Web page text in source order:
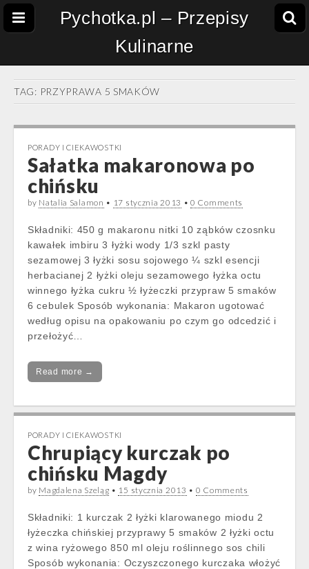
Pychotka.pl – Przepisy
Kulinarne
TAG: PRZYPRAWA 5 SMAKÓW
PORADY I CIEKAWOSTKI
Sałatka makaronowa po
chińsku
by Natalia Salamon • 17 stycznia 2013 •0 Comments
Składniki: 450 g makaronu nitki 10 ząbków czosnku
kawałek imbiru 3 łyżki wody 1/3 szkl pasty
sezamowej 3 łyżki sosu sojowego ¼ szkl esencji
herbacianej 2 łyżki oleju sezamowego łyżka octu
winnego łyżka cukru ½ łyżeczki przypraw 5 smaków
6 cebulek Sposób wykonania: Makaron ugotować
według opisu na opakowaniu po czym go odcedzić i
przełożyć…
Read more →
PORADY I CIEKAWOSTKI
Chrupiący kurczak po
chińsku Magdy
by Magdalena Szeląg • 15 stycznia 2013 • 0 Comments
Składniki: 1 kurczak 2 łyżki klarowanego miodu 2
łyżeczka chińskiej przyprawy 5 smaków 2 łyżki octu
z wina ryżowego 850 ml oleju roślinnego sos chili
Sposób wykonania: Oczyszczonego kurczaka włożyć